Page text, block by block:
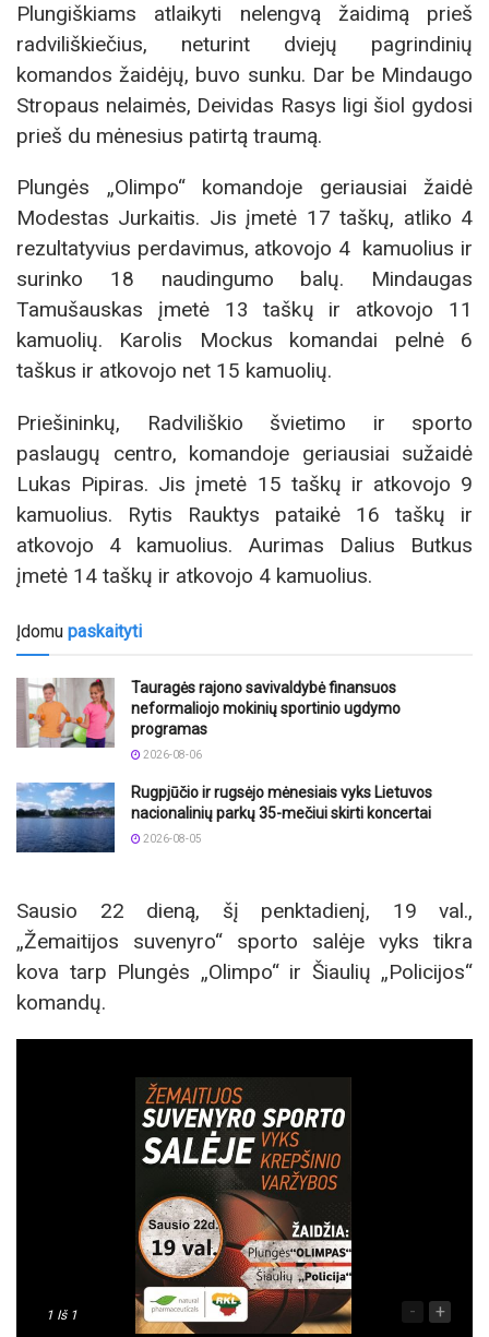
Plungiškiams atlaikyti nelengvą žaidimą prieš
radviliškiečius, neturint dviejų pagrindinių
komandos žaidėjų, buvo sunku. Dar be Mindaugo
Stropaus nelaimės, Deividas Rasys ligi šiol gydosi
prieš du mėnesius patirtą traumą.
Plungės „Olimpo“ komandoje geriausiai žaidė
Modestas Jurkaitis. Jis įmetė 17 taškų, atliko 4
rezultatyvius perdavimus, atkovojo 4 kamuolius ir
surinko 18 naudingumo balų. Mindaugas
Tamušauskas įmetė 13 taškų ir atkovojo 11
kamuolių. Karolis Mockus komandai pelnė 6
taškus ir atkovojo net 15 kamuolių.
Priešininkų, Radviliškio švietimo ir sporto
paslaugų centro, komandoje geriausiai sužaidė
Lukas Pipiras. Jis įmetė 15 taškų ir atkovojo 9
kamuolius. Rytis Rauktys pataikė 16 taškų ir
atkovojo 4 kamuolius. Aurimas Dalius Butkus
įmetė 14 taškų ir atkovojo 4 kamuolius.
Įdomu paskaityti
Tauragės rajono savivaldybė finansuos
neformaliojo mokinių sportinio ugdymo
programas
2026-08-06
Rugpjūčio ir rugsėjo mėnesiais vyks Lietuvos
nacionalinių parkų 35-mečiui skirti koncertai
2026-08-05
Sausio 22 dieną, šį penktadienį, 19 val.,
„Žemaitijos suvenyro“ sporto salėje vyks tikra
kova tarp Plungės „Olimpo“ ir Šiaulių „Policijos“
komandų.
1 Iš 1 - +